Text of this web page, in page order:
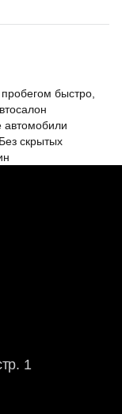
быстро,
автомобили
скрытых
1